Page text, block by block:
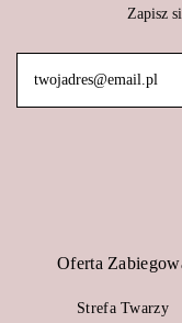
Oferta
Strefa Twarzy
Zapisz